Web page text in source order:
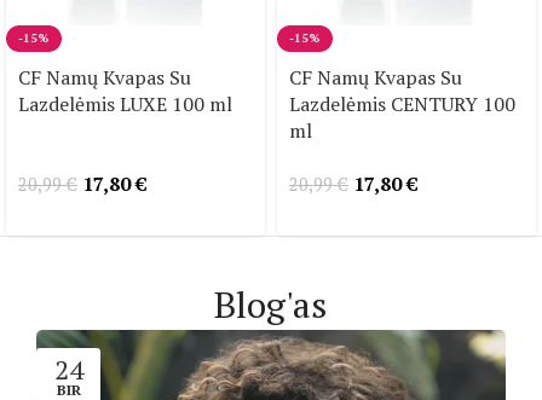
-15%
CF Namų Kvapas Su
Lazdelėmis LUXE 100 ml
20,99€ 17,80€
-15%
CF Namų Kvapas Su
Lazdelėmis CENTURY 100
ml
20,99€ 17,80€
Blog'as
24
BIR